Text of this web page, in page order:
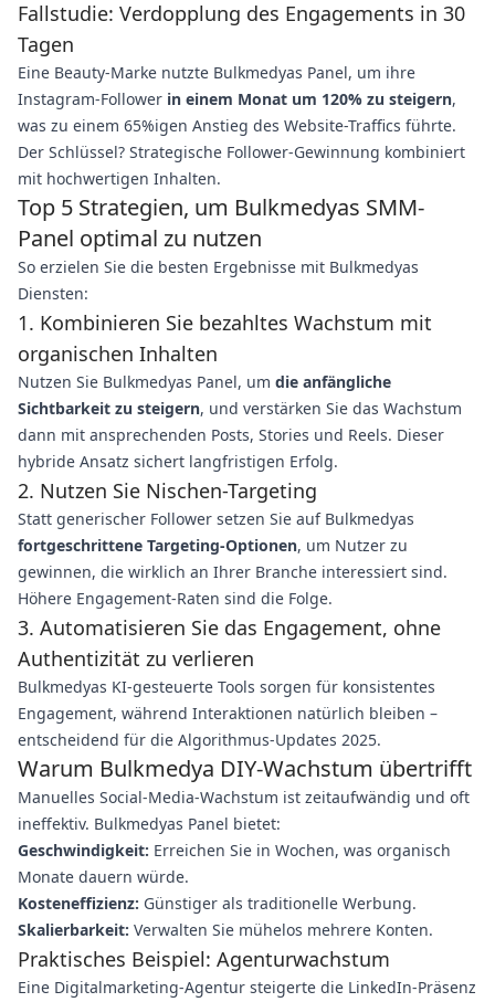
Fallstudie: Verdopplung des Engagements in 30
Tagen
Eine Beauty-Marke nutzte Bulkmedyas Panel, um ihre
Instagram-Follower in einem Monat um 120% zu steigern,
was zu einem 65%igen Anstieg des Website-Traffics führte.
Der Schlüssel? Strategische Follower-Gewinnung kombiniert
mit hochwertigen Inhalten.
Top 5 Strategien, um Bulkmedyas SMM-
Panel optimal zu nutzen
So erzielen Sie die besten Ergebnisse mit Bulkmedyas
Diensten:
1. Kombinieren Sie bezahltes Wachstum mit
organischen Inhalten
Nutzen Sie Bulkmedyas Panel, um die anfängliche
Sichtbarkeit zu steigern, und verstärken Sie das Wachstum
dann mit ansprechenden Posts, Stories und Reels. Dieser
hybride Ansatz sichert langfristigen Erfolg.
2. Nutzen Sie Nischen-Targeting
Statt generischer Follower setzen Sie auf Bulkmedyas
fortgeschrittene Targeting-Optionen, um Nutzer zu
gewinnen, die wirklich an Ihrer Branche interessiert sind.
Höhere Engagement-Raten sind die Folge.
3. Automatisieren Sie das Engagement, ohne
Authentizität zu verlieren
Bulkmedyas KI-gesteuerte Tools sorgen für konsistentes
Engagement, während Interaktionen natürlich bleiben –
entscheidend für die Algorithmus-Updates 2025.
Warum Bulkmedya DIY-Wachstum übertrifft
Manuelles Social-Media-Wachstum ist zeitaufwändig und oft
ineffektiv. Bulkmedyas Panel bietet:
Geschwindigkeit: Erreichen Sie in Wochen, was organisch
Monate dauern würde.
Kosteneffizienz: Günstiger als traditionelle Werbung.
Skalierbarkeit: Verwalten Sie mühelos mehrere Konten.
Praktisches Beispiel: Agenturwachstum
Eine Digitalmarketing-Agentur steigerte die LinkedIn-Präsenz